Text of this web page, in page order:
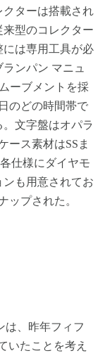
クターは搭載され
型のコレクター
には専用工具が必
ンパン マニュ
ーブメントを採
のどの時間帯で
文字盤はオパラ
ース素材はSSま
仕様にダイヤモ
も用意されてお
ップされた。
は、昨年フィフ
いたことを考え